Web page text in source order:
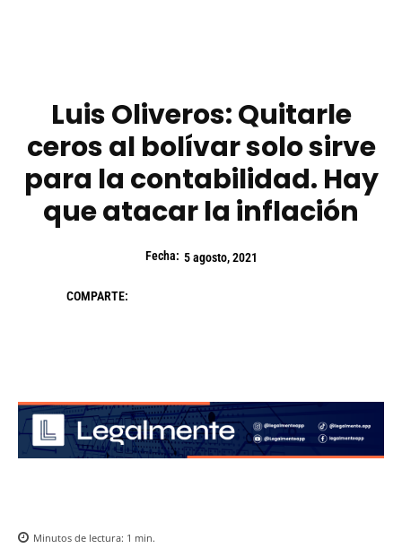
Luis Oliveros: Quitarle
ceros al bolívar solo sirve
para la contabilidad. Hay
que atacar la inflación
Fecha: 5 agosto, 2021
COMPARTE:
Minutos de lectura: 1 min.